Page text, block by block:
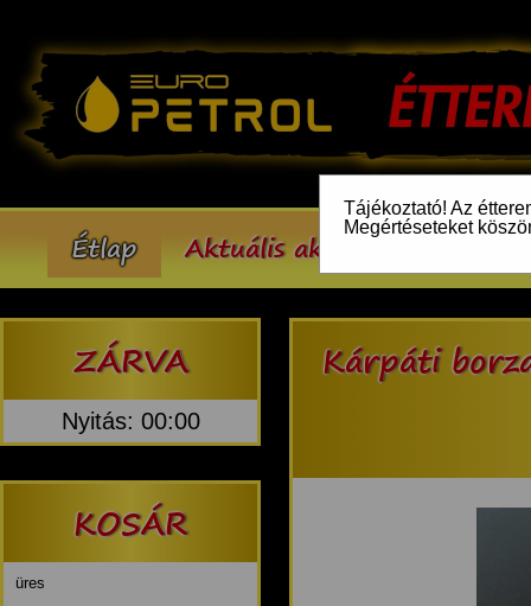
Tájékoztató! Az
Megértéseteket
Étlap Aktuális akcióink
ZÁRVA
Nyitás: 00:00
KOSÁR
üres
Kárpáti